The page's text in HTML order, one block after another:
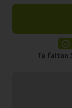
Te faltan